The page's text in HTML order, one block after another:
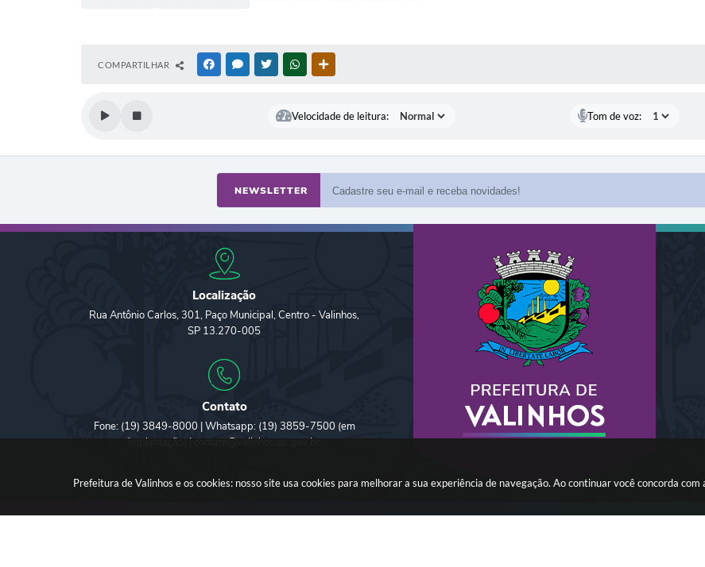
Prefeitura de Valinhos e os cookies: nosso site usa cookies para melhorar a sua experiência de navegação. Ao continuar você concorda com
COMPARTILHAR FACEBOOKMESSENGER
TWITTERWHATSAPP
Velocidade de leitura: Tom de voz:
NEWSLETTER
Localização
Rua Antônio Carlos, 301, Paço Municipal, Centro - Valinhos,
SP 13.270-005
Contato
Fone: (19) 3849-8000 | Whatsapp: (19) 3859-7500 (em
implantação) | contato@valinhos.sp.gov.br